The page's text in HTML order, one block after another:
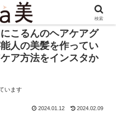
こるんのヘアケアグ
人の美髪を作ってい
ア方法をインスタか
います
2024.01.12 2024.02.09
検索